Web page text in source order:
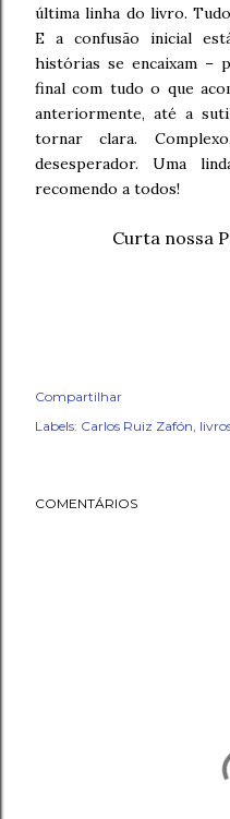
última linha do livro.
E a confusão inicial
histórias se encaixam –
final com tudo o que
anteriormente, até a
tornar clara.
desesperador. Uma
recomendo a todos!
Curta nossa
Compartilhar
Labels: Carlos Ruiz Zafón
COMENTÁRIOS